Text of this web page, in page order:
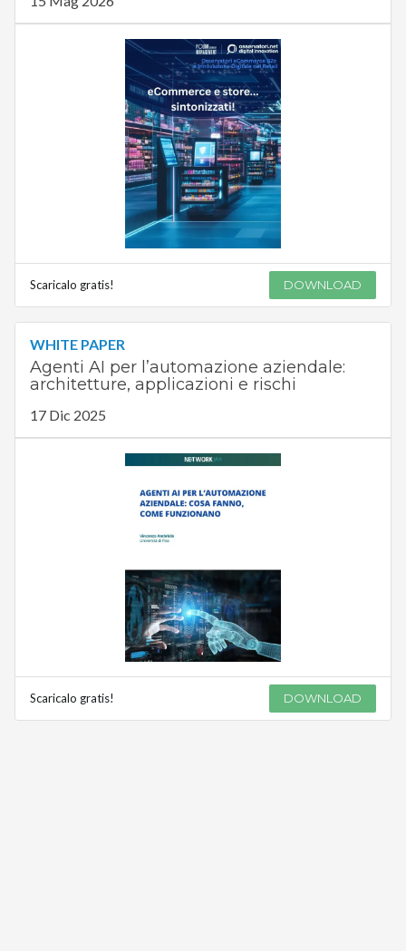
Scaricalo gratis! DOWNLOAD
WHITE PAPER
Agenti AI per l’automazione aziendale:
architetture, applicazioni e rischi
17 Dic 2025
Scaricalo gratis! DOWNLOAD